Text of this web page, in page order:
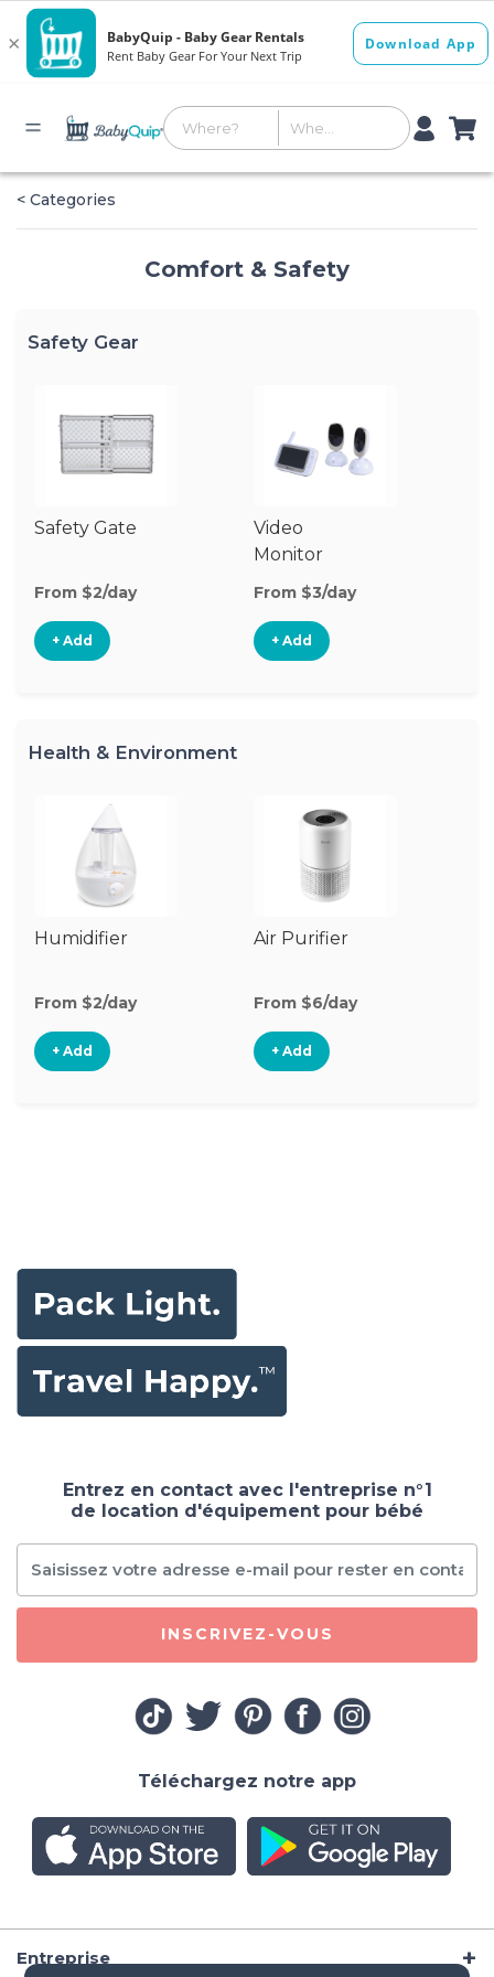
< Categories
Comfort & Safety
Safety Gear
Safety Gate
From $2/day
+ Add
Video
Monitor
From $3/day
+ Add
Health & Environment
Humidifier
From $2/day
+ Add
Air Purifier
From $6/day
+ Add
Entreprise
Entrez en contact avec l'entreprise n°1
de location d'équipement pour bébé
INSCRIVEZ-VOUS
Téléchargez notre app